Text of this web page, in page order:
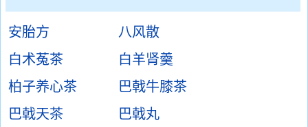
安胎方
八风散
白术菟茶
白羊肾羹
柏子养心茶
巴戟牛膝茶
巴戟天茶
巴戟丸